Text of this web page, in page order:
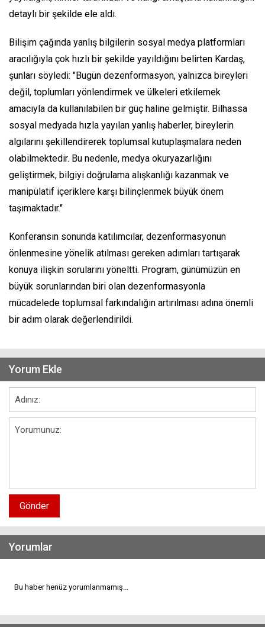
detaylı bir şekilde ele aldı.
Bilişim çağında yanlış bilgilerin sosyal medya platformları
aracılığıyla çok hızlı bir şekilde yayıldığını belirten Kardaş,
şunları söyledi: "Bugün dezenformasyon, yalnızca bireyleri
değil, toplumları yönlendirmek ve ülkeleri etkilemek
amacıyla da kullanılabilen bir güç haline gelmiştir. Bilhassa
sosyal medyada hızla yayılan yanlış haberler, bireylerin
algılarını şekillendirerek toplumsal kutuplaşmalara neden
olabilmektedir. Bu nedenle, medya okuryazarlığını
geliştirmek, bilgiyi doğrulama alışkanlığı kazanmak ve
manipülatif içeriklere karşı bilinçlenmek büyük önem
taşımaktadır."
Konferansın sonunda katılımcılar, dezenformasyonun
önlenmesine yönelik atılması gereken adımları tartışarak
konuya ilişkin sorularını yöneltti. Program, günümüzün en
büyük sorunlarından biri olan dezenformasyonla
mücadelede toplumsal farkındalığın artırılması adına önemli
bir adım olarak değerlendirildi.
Yorum Ekle
Gönder
Yorumlar
Bu haber henüz yorumlanmamış...